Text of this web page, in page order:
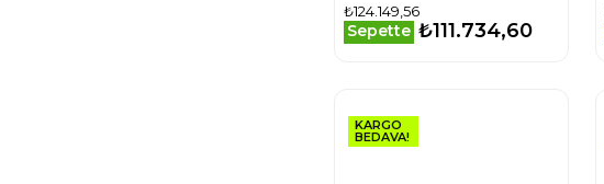
₺124.149,56
Sepette ₺111.734,60
KARGO
BEDAVA!